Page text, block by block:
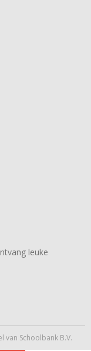
leuke
van Schoolbank B.V.